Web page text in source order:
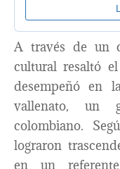
A través de un
cultural resaltó
desempeñó en
vallenato, un
colombiano.
lograron
en un